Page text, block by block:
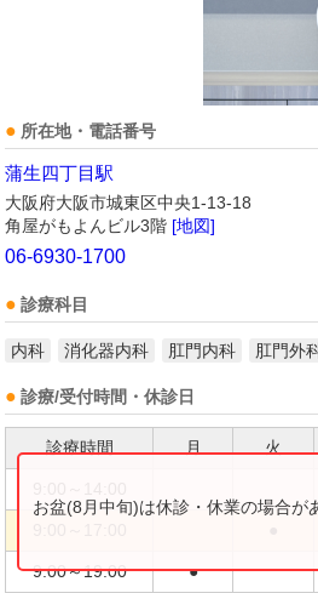
所在地・電話番号
蒲生四丁目駅
大阪府大阪市城東区中央1-13-18
角屋がもよんビル3階 [地図]
06-6930-1700
診療科目
内科 消化器内科 肛門内科 肛門外
診療/受付時間・休診日
診療時間 月 火
9:00～19:00 ●
お盆(8月中旬)は休診・休業の場合が